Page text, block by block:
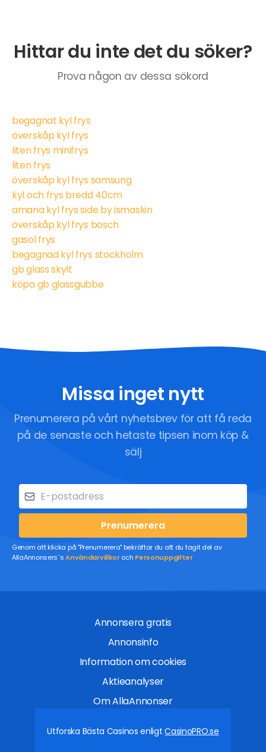
Hittar du inte det du söker?
Prova någon av dessa sökord
begagnat kyl frys
överskåp kyl frys
liten frys minifrys
liten frys
överskåp kyl frys samsung
kyl och frys bredd 40cm
amana kyl frys side by ismaskin
överskåp kyl frys bosch
gasol frys
begagnad kyl frys stockholm
gb glass skylt
köpa gb glassgubbe
Missa inget nytt
Prenumerera på vårt nyhetsbrev för att få reda
på de senaste och hetaste tipsen inom köp &
sälj
Prenumerera
Genom att klicka på "Prenumerera" bekräftar du att du tagit del av
AllaAnnonsers´sAnvändarvillkoroch Personuppgifter
Annonsera gratis
Annonsinfo
Information om cookies
Aktieanalyser
Om AllaAnnonser
Utforska Bästa Casinos enligtCasinoPRO.se